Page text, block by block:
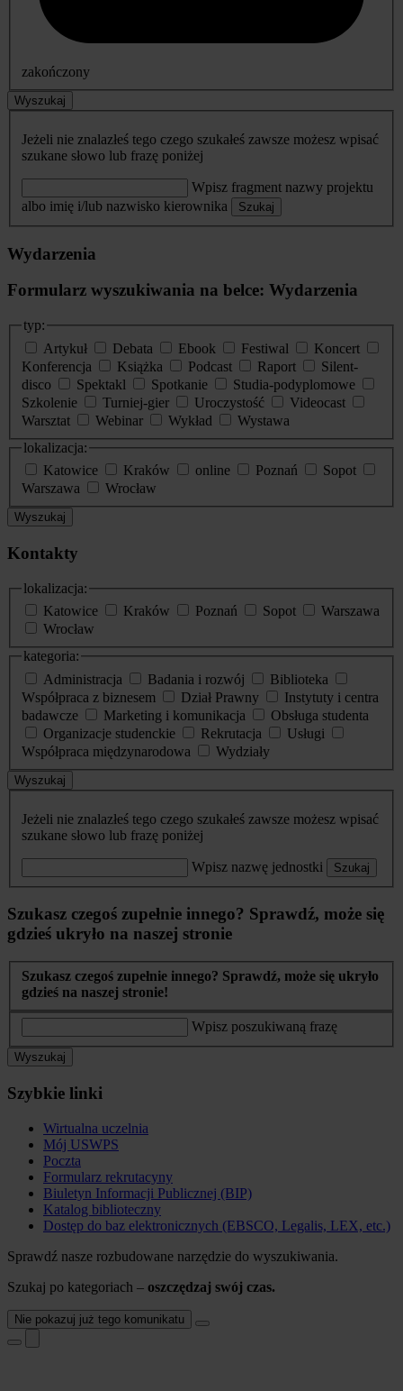
zakończony
Wyszukaj
Jeżeli nie znalazłeś tego czego szukałeś zawsze możesz wpisać
szukane słowo lub frazę poniżej
Wpisz fragment nazwy projektu
albo imię i/lub nazwisko kierownika
Szukaj
Wydarzenia
Formularz wyszukiwania na belce: Wydarzenia
typ:
Artykuł
Debata Ebook Festiwal
Koncert
Konferencja
Książka Podcast Raport
Silent-
disco
Spektakl Spotkanie
Studia-podyplomowe
Szkolenie
Turniej-gier Uroczystość
Videocast
Warsztat
Webinar Wykład
Wystawa
lokalizacja:
Katowice
Kraków online Poznań
Sopot
Warszawa
Wrocław
Wyszukaj
Kontakty
lokalizacja:
Katowice
Kraków Poznań Sopot
Warszawa
Wrocław
kategoria:
Administracja
Badania i rozwój
Biblioteka
Współpraca z biznesem
Dział Prawny
Instytuty i centra
badawcze
Marketing i komunikacja
Obsługa studenta
Organizacje studenckie
Rekrutacja
Usługi
Współpraca międzynarodowa
Wydziały
Wyszukaj
Jeżeli nie znalazłeś tego czego szukałeś zawsze możesz wpisać
szukane słowo lub frazę poniżej
Wpisz nazwę jednostki Szukaj
Szukasz czegoś zupełnie innego? Sprawdź, może się
gdzieś ukryło na naszej stronie
Szukasz czegoś zupełnie innego? Sprawdź, może się ukryło
gdzieś na naszej stronie!
Wpisz poszukiwaną frazę
Wyszukaj
Szybkie linki
Wirtualna uczelnia
Mój USWPS
Poczta
Formularz rekrutacyny
Biuletyn Informacji Publicznej (BIP)
Katalog biblioteczny
Dostęp do baz elektronicznych (EBSCO, Legalis, LEX, etc.)
Sprawdź nasze rozbudowane narzędzie do wyszukiwania.
Szukaj po kategoriach – oszczędzaj swój czas.
Nie pokazuj już tego komunikatu